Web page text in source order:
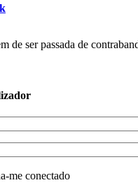
de ser passada de
me conectado